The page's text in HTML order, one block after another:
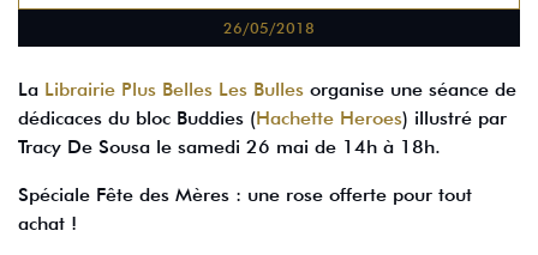
26/05/2018
La Librairie Plus Belles Les Bulles organise une séance de
dédicaces du bloc Buddies (Hachette Heroes) illustré par
Tracy De Sousa le samedi 26 mai de 14h à 18h.
Spéciale Fête des Mères : une rose offerte pour tout
achat !